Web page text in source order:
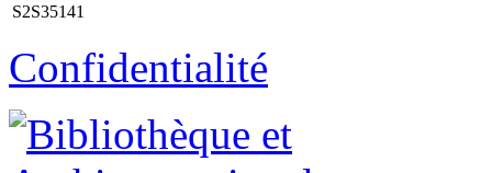
S2S35141
Confidentialité